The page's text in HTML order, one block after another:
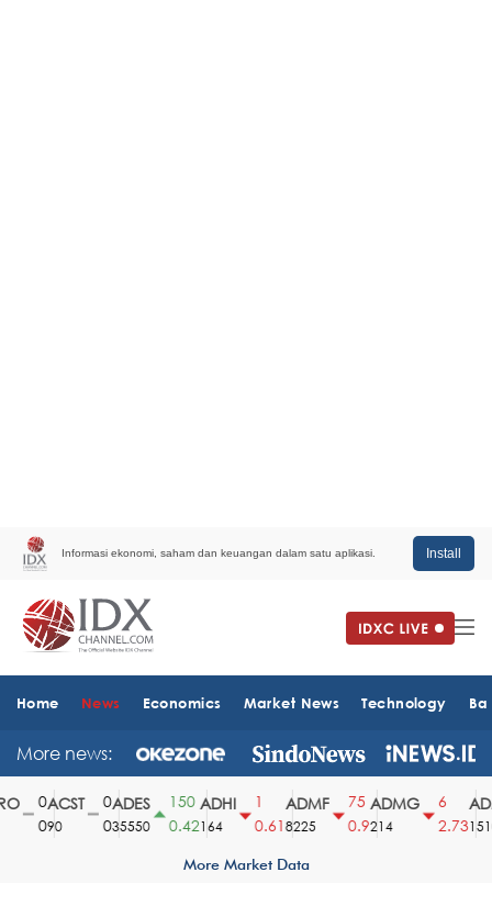
Informasi ekonomi, saham dan keuangan dalam satu aplikasi. Install
Home News Economics Market News Technology
More news:
ACST
90
ADES
35550
150
0.42
ADHI
164
0.61
ADMF
8225
75
0.9
ADMG
214
2.731510
More Market Data